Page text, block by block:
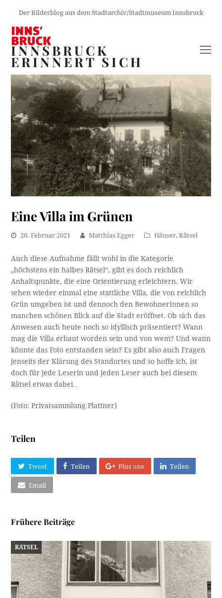
Der Bilderblog aus dem Stadtarchiv/Stadtmuseum Innsbruck
INNSBRUCK
ERINNERT SICH
Eine Villa im Grünen
20. Februar 2021 Matthias Egger Häuser,Rätsel
Auch diese Aufnahme fällt wohl in die Kategorie
„höchstens ein halbes Rätsel“, gibt es doch reichlich
Anhaltspunkte, die eine Orientierung erleichtern. Wir
sehen wieder einmal eine stattliche Villa, die von reichlich
Grün umgeben ist und dennoch den BewohnerInnen so
manchen schönen Blick auf die Stadt eröffnet. Ob sich das
Anwesen auch heute noch so idyllisch präsentiert? Wann
mag die Villa erbaut worden sein und von wem? Und wann
könnte das Foto entstanden sein? Es gibt also auch Fragen
jenseits der Klärung des Standortes und so hoffe ich, ist
doch für jede Leserin und jeden Leser auch bei diesem
Rätsel etwas dabei…
(Foto: Privatsammlung Plattner)
Teilen
Tweet Teilen Plus one Teilen
Email
Frühere Beiträge
RÄTSEL